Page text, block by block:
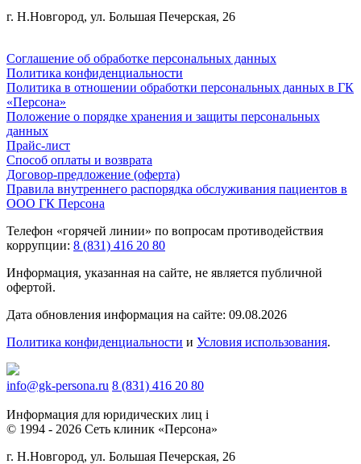
г. Н.Новгород, ул. Большая Печерская, 26
Соглашение об обработке персональных данных
Политика конфиденциальности
Политика в отношении обработки персональных данных в ГК
«Персона»
Положение о порядке хранения и защиты персональных
данных
Прайс-лист
Способ оплаты и возврата
Договор-предложение (оферта)
Правила внутреннего распорядка обслуживания пациентов в
ООО ГК Персона
Телефон «горячей линии» по вопросам противодействия
коррупции: 8 (831) 416 20 80
Информация, указанная на сайте, не является публичной
офертой.
Дата обновления информация на сайте: 09.08.2026
Политика конфиденциальности и Условия использования.
info@gk-persona.ru 8 (831) 416 20 80
Информация для юридических лиц i
© 1994 - 2026 Сеть клиник «Персона»
г. Н.Новгород, ул. Большая Печерская, 26